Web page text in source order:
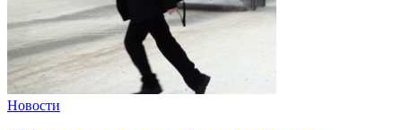
Новости